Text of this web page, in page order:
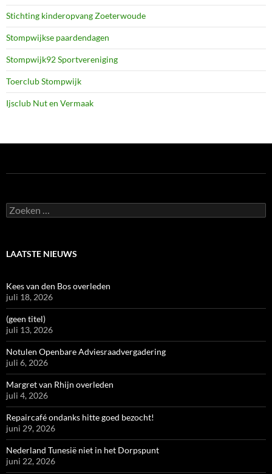
Stichting kinderopvang Zoeterwoude
Stompwijkse paardendagen
Stompwijk92 Sportvereniging
Toerclub Stompwijk
Ijsclub Nut en Vermaak
Zoeken
naar:
LAATSTE NIEUWS
Kees van den Bos overleden
juli 18, 2026
(geen titel)
juli 13, 2026
Notulen Openbare Adviesraadvergadering
juli 6, 2026
Margret van Rhijn overleden
juli 4, 2026
Repaircafé ondanks hitte goed bezocht!
juni 29, 2026
Nederland Tunesië niet in het Dorpspunt
juni 22, 2026